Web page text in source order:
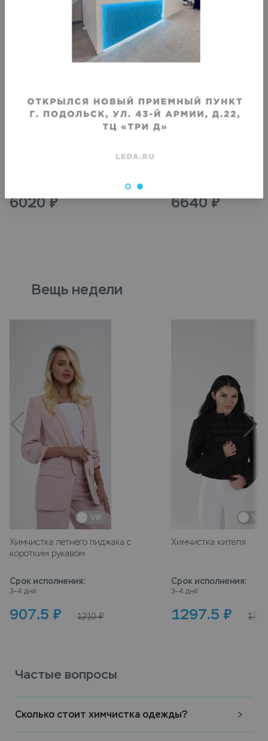
VIP
Химчистка кожаного пальто до
6020 ₽ 6640 ₽
Вещь недели
VIP
Химчистка летнего пиджака с
коротким рукавом
Срок исполнения:
3–4 дня
907.5 ₽ 1210 ₽
VIP
Химчистка кителя
Срок исполнения:
3–4 дня
1297.5 ₽ 1730
Частые вопросы
Сколько стоит химчистка одежды?